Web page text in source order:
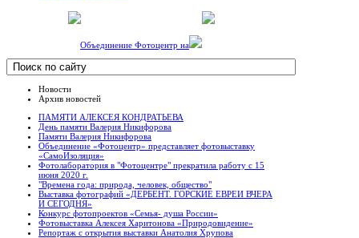
Объединение Фотоцентр на
Новости
Архив новостей
ПАМЯТИ АЛЕКСЕЯ КОНДРАТЬЕВА
День памяти Валерия Никифорова
Памяти Валерия Никифорова
Объединение «Фотоцентр» представляет фотовыставку
«СамоИзоляция»
Фотолаборатория в "Фотоцентре" прекратила работу с 15
июня 2020 г.
"Времена года: природа, человек, общество"
Выставка фотографий «ДЕРБЕНТ. ГОРСКИЕ ЕВРЕИ ВЧЕРА
И СЕГОДНЯ»
Конкурс фотопроектов «Семья- душа России»
Фотовыставка Алексея Харитонова «Природовидение»
Репортаж с открытия выставки Анатолия Хрупова